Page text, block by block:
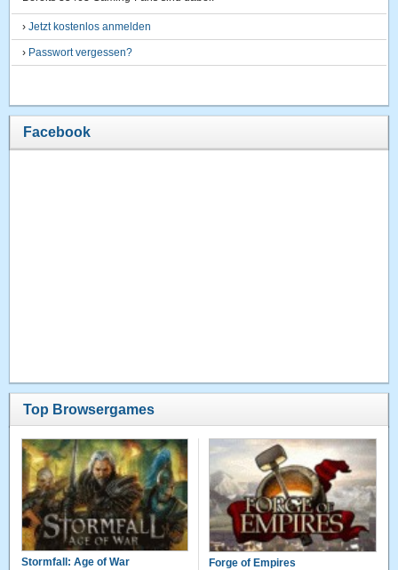
›Jetzt kostenlos anmelden
› Passwort vergessen?
Facebook
Top Browsergames
Stormfall: Age of War Forge of Empires